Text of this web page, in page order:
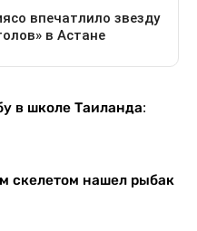
в школе Таиланда:
скелетом нашел рыбак